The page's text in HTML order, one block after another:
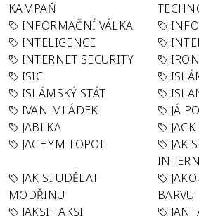
KAMPAŇ
INFORMAČNÍ VÁLKA
INTELIGENCE
INTERNET SECURITY
ISIC
ISLÁMSKÝ STÁT
IVAN MLÁDEK
JÁ
JABLKA
JACHYM TOPOL
JAK
JAK SI UDĚLAT
MODŘINU
BARVU
JAKSI TAKSI
JAN